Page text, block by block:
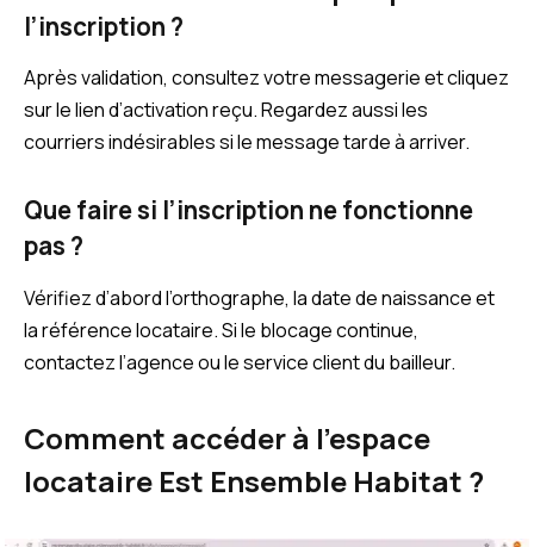
l’inscription ?
Après validation, consultez votre messagerie et cliquez
sur le lien d’activation reçu. Regardez aussi les
courriers indésirables si le message tarde à arriver.
Que faire si l’inscription ne fonctionne
pas ?
Vérifiez d’abord l’orthographe, la date de naissance et
la référence locataire. Si le blocage continue,
contactez l’agence ou le service client du bailleur.
Comment accéder à l’espace
locataire Est Ensemble Habitat ?